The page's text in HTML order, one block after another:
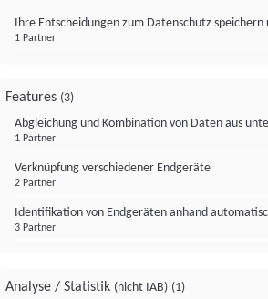
Ihre Entscheidungen zum Datenschutz
1 Partner
Features (3)
Abgleichung und Kombination von Daten aus
1 Partner
Verknüpfung verschiedener Endgeräte
2 Partner
Identifikation von Endgeräten anhand
3 Partner
Analyse / Statistik (nicht IAB) (1)